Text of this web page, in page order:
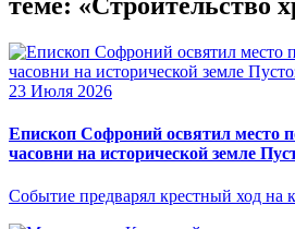
23 Июля 2026
Епископ Софроний освятил место
часовни на исторической земле
Событие предварял крестный ход на